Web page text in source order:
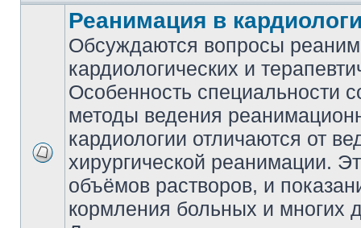
Реанимация в
Обсуждаются вопросы
кардиологических и
Особенность специальности
методы ведения
кардиологии отличаются от
хирургической реанимации.
объёмов растворов, и
кормления больных и многих